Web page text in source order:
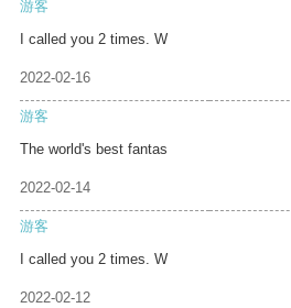
游客
I called you 2 times. W
2022-02-16
游客
The world's best fantas
2022-02-14
游客
I called you 2 times. W
2022-02-12